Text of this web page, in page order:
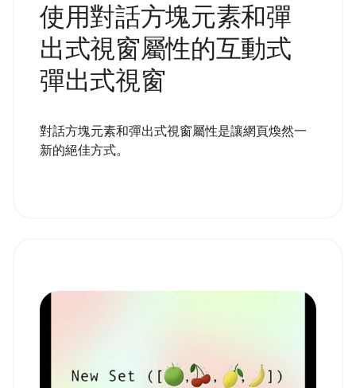
使用對話方塊元素和彈
出式視窗屬性的互動式
彈出式視窗
對話方塊元素和彈出式視窗屬性是讓網頁煥然一
新的絕佳方式。